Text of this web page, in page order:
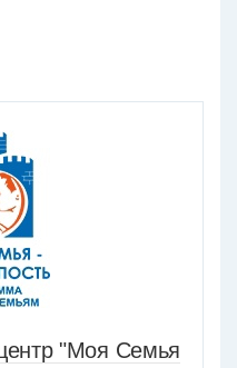
"Моя Семья